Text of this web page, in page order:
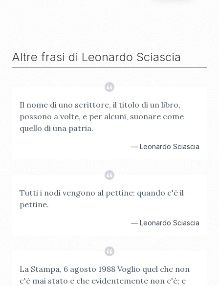
Altre frasi di Leonardo Sciascia
Il nome di uno scrittore, il titolo di un libro,
possono a volte, e per alcuni, suonare come
quello di una patria.
— Leonardo Sciascia
Tutti i nodi vengono al pettine: quando c'è il
pettine.
— Leonardo Sciascia
La Stampa, 6 agosto 1988 Voglio quel che non
c'è mai stato e che evidentemente non c'è; e